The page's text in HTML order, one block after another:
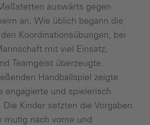
auswärts gegen
an. Wie üblich begann die
Koordinationsübungen, bei
mit viel Einsatz,
Teamgeist überzeugte.
Handballspiel zeigte
engagierte und spielerisch
Kinder setzten die Vorgaben
mutig nach vorne und